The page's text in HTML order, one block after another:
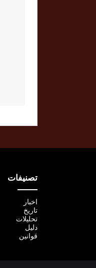
تصنيفات
اخبار
تاريخ
تحليلات
دليل
قوانين